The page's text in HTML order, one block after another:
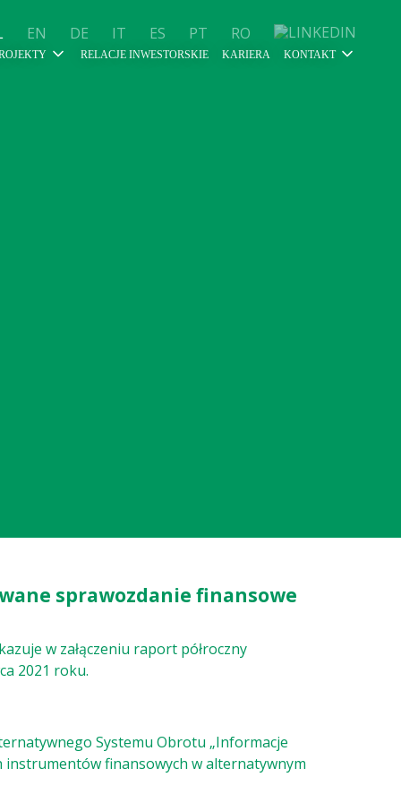
RELACJE INWESTORSKIE KARIERA KONTAKT
EN DE IT ES PT RO
sprawozdanie finansowe
w załączeniu raport półroczny
2021 roku.
Systemu Obrotu „Informacje
instrumentów finansowych w alternatywnym